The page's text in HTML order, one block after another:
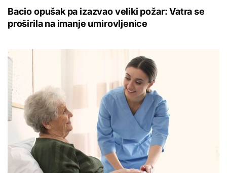
Bacio opušak pa izazvao veliki požar: Vatra se
proširila na imanje umirovljenice